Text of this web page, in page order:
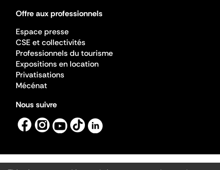
Offre aux professionnels
Espace presse
CSE et collectivités
Professionnels du tourisme
Expositions en location
Privatisations
Mécénat
Nous suivre